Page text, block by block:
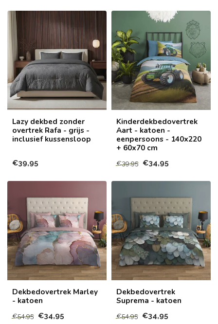
Lazy dekbed zonder
overtrek Rafa - grijs -
inclusief kussensloop
€39,95
Kinderdekbedovertrek
Aart - katoen -
eenpersoons - 140x220
+ 60x70 cm
€39,95 €34,95
Dekbedovertrek Marley
- katoen
€54,95 €34,95
Dekbedovertrek
Suprema - katoen
€54,95 €34,95